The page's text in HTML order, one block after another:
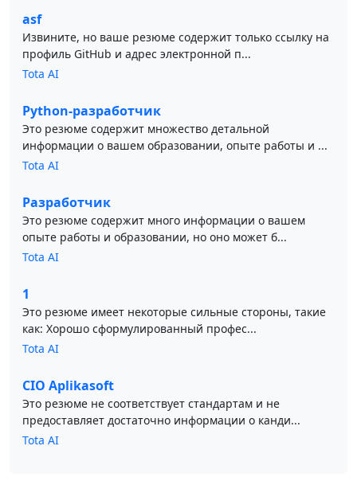
asf
Извините, но ваше резюме содержит только ссылку на
профиль GitHub и адрес электронной п...
Tota AI
Python-разработчик
Это резюме содержит множество детальной
информации о вашем образовании, опыте работы и ...
Tota AI
Разработчик
Это резюме содержит много информации о вашем
опыте работы и образовании, но оно может б...
Tota AI
1
Это резюме имеет некоторые сильные стороны, такие
как: Хорошо сформулированный профес...
Tota AI
CIO Aplikasoft
Это резюме не соответствует стандартам и не
предоставляет достаточно информации о канди...
Tota AI